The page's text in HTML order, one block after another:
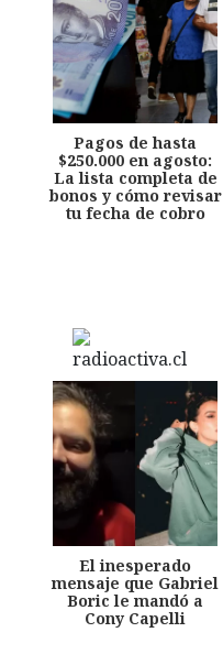
Pagos de hasta
$250.000 en agosto:
La lista completa de
bonos y cómo revisar
tu fecha de cobro
El inesperado
mensaje que Gabriel
Boric le mandó a
Cony Capelli